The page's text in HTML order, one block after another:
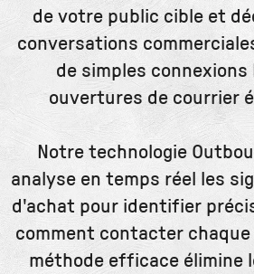
de votre public cible et
conversations
de simples connexions
ouvertures de courrier
Notre technologie
analyse en temps réel les
d'achat pour identifier
comment contacter
méthode efficace élimine